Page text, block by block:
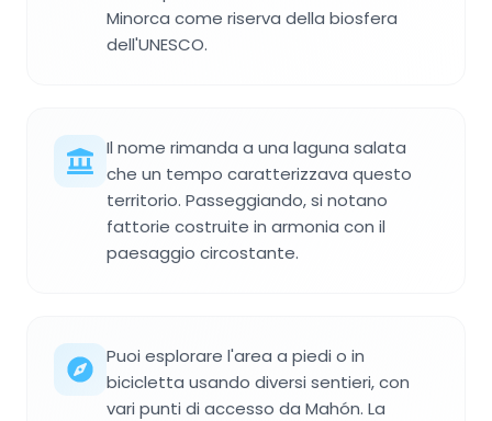
Minorca come riserva della biosfera
dell'UNESCO.
Il nome rimanda a una laguna salata
che un tempo caratterizzava questo
territorio. Passeggiando, si notano
fattorie costruite in armonia con il
paesaggio circostante.
Puoi esplorare l'area a piedi o in
bicicletta usando diversi sentieri, con
vari punti di accesso da Mahón. La